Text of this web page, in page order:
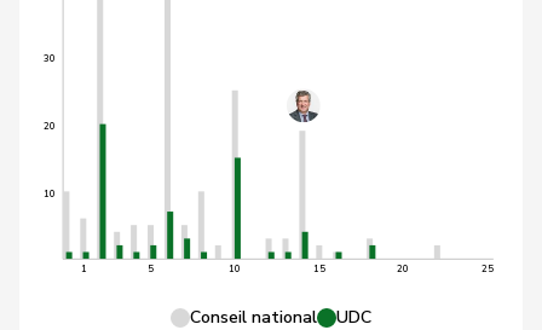
10
20
30
1 5 10 15 20 25
Conseil national UDC